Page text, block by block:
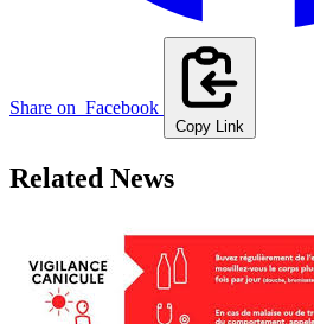
Share on Facebook
Copy Link
Related News